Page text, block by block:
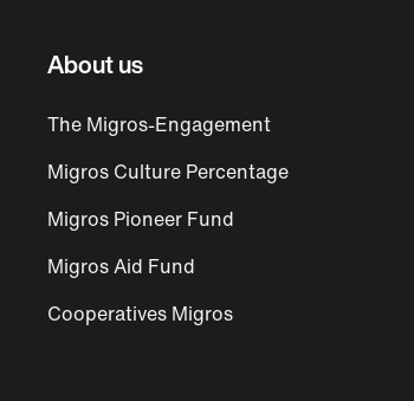
About us
The Migros-Engagement
Migros Culture Percentage
Migros Pioneer Fund
Migros Aid Fund
Cooperatives Migros